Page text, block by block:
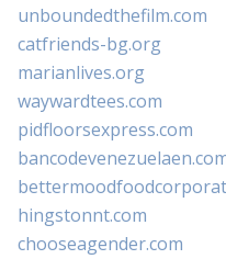
unboundedthefilm.com
catfriends-bg.org
marianlives.org
waywardtees.com
pidfloorsexpress.com
hingstonnt.com
chooseagender.com